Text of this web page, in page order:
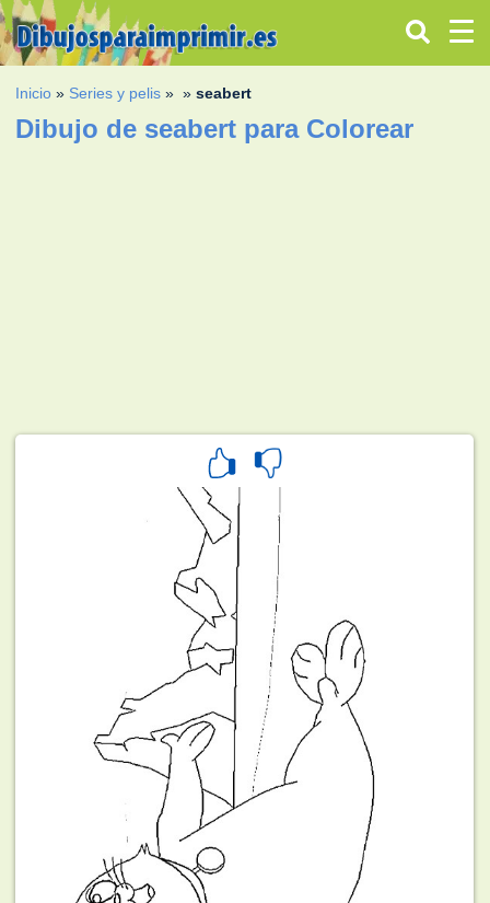
Inicio » Series y pelis » »seabert
Dibujo de seabert para Colorear